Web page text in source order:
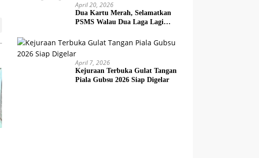
April 20, 2026
Dua Kartu Merah, Selamatkan
PSMS Walau Dua Laga Lagi
April 7, 2026
Kejuraan Terbuka Gulat Tangan
Piala Gubsu 2026 Siap Digelar